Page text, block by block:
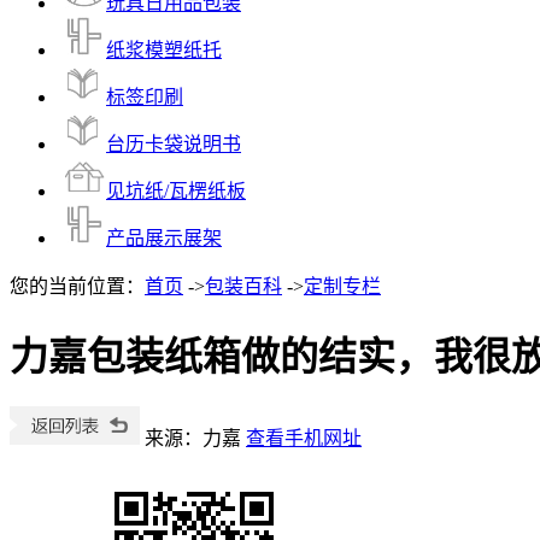
纸浆模塑纸托
标签印刷
台历卡袋说明书
见坑纸/瓦楞纸板
产品展示展架
您的当前位置： 首页 ->包装百科 ->定制专栏
力嘉包装纸箱做的结实，我很
来源：力嘉 查看手机网址